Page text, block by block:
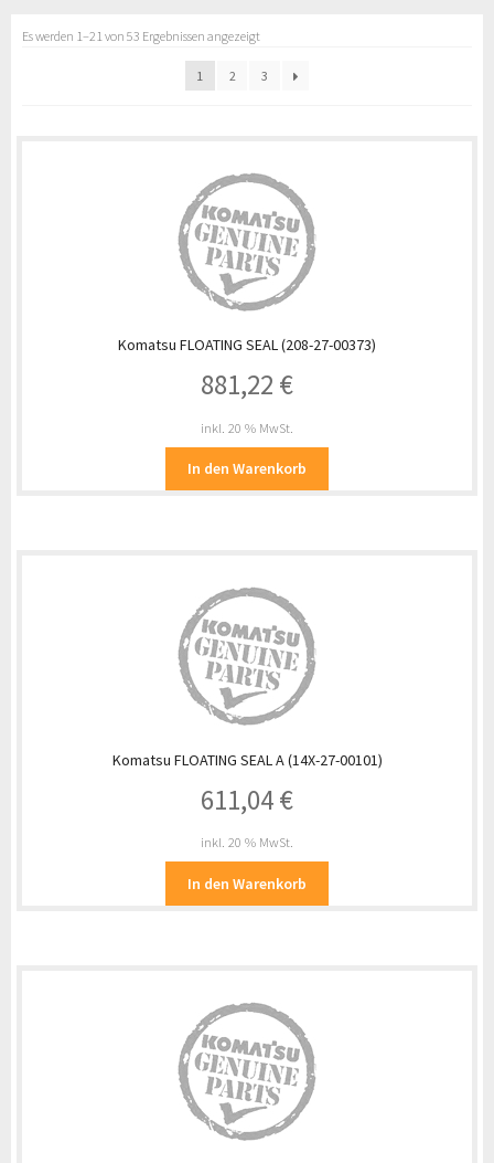
Es werden 1–21 von 53 Ergebnissen angezeigt
1 2 3
Komatsu FLOATING SEAL (208-27-00373)
881,22 €
inkl. 20 % MwSt.
In den Warenkorb
Komatsu FLOATING SEAL A (14X-27-00101)
611,04€
inkl. 20 % MwSt.
In den Warenkorb